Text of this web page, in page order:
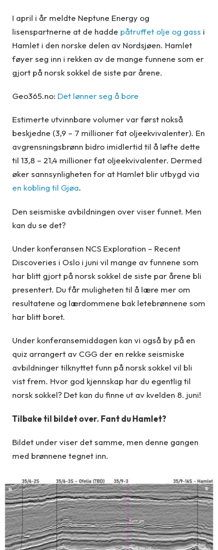
I april i år meldte Neptune Energy og
lisenspartnerne at de hadde påtruffet olje og gass i
Hamlet i den norske delen av Nordsjøen. Hamlet
føyer seg inn i rekken av de mange funnene som er
gjort på norsk sokkel de siste par årene.
Geo365.no: Det lønner seg å bore
Estimerte utvinnbare volumer var først nokså
beskjedne (3,9 – 7 millioner fat oljeekvivalenter). En
avgrensningsbrønn bidro imidlertid til å løfte dette
til 13,8 – 21,4 millioner fat oljeekvivalenter. Dermed
øker sannsynligheten for at Hamlet blir utbygd via
en kobling til Gjøa.
Den seismiske avbildningen over viser funnet. Men
kan du se det?
Under konferansen NCS Exploration – Recent
Discoveries i Oslo i juni vil mange av funnene som
har blitt gjort på norsk sokkel de siste par årene bli
presentert. Du får muligheten til å lære mer om
resultatene og lærdommene bak letebrønnene som
har blitt boret.
Under konferansemiddagen kan vi også by på en
quiz arrangert av CGG der en rekke seismiske
avbildninger tilknyttet funn på norsk sokkel vil bli
vist frem. Hvor god kjennskap har du egentlig til
norsk sokkel? Det kan du finne ut av kvelden 8. juni!
Tilbake til bildet over. Fant du Hamlet?
Bildet under viser det samme, men denne gangen
med brønnene tegnet inn.